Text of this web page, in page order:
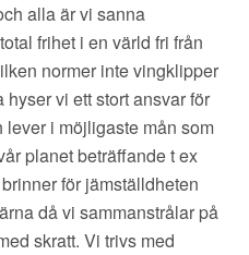
▼
alla är vi sanna
frihet i en värld fri från
normer inte vingklipper
vi ett stort ansvar för
i möjligaste mån som
planet beträffande t ex
för jämställdheten
då vi sammanstrålar på
skratt. Vi trivs med